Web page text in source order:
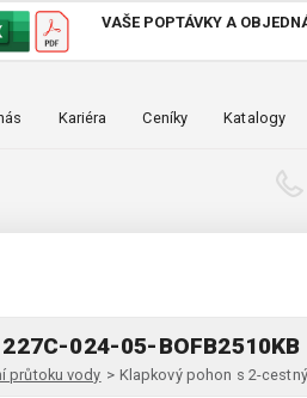
VAŠE POPTÁVKY A
Kariéra Ceníky Katalogy
227C-024-05-BOFB2510KB
průtoku vody > Klapkový pohon s 2-